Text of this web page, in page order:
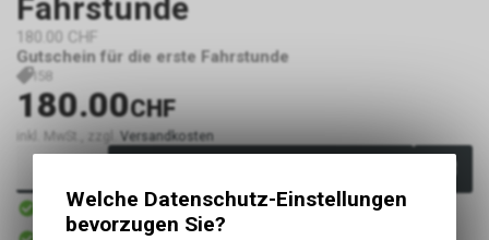
Fahrstunde
180.00 CHF
Gutschein für die erste Fahrstunde
I58
180.00CHF
inkl. MwSt., zzgl. Versandkosten
Sofort verfügbar
Versand
Sofort abholbar
Welche Datenschutz-Einstellungen
bevorzugen Sie?